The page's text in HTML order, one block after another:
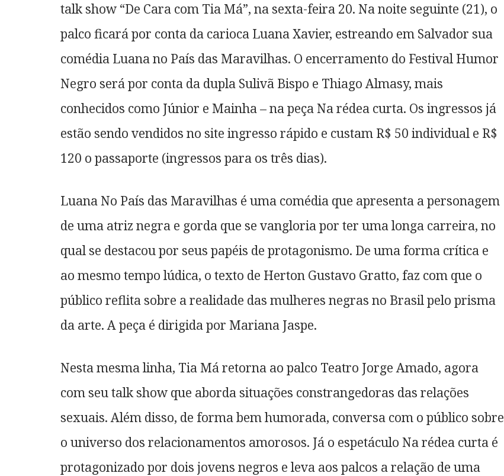
talk show “De Cara com Tia Má”, na sexta-feira 20. Na noite seguinte (21), o
palco ficará por conta da carioca Luana Xavier, estreando em Salvador sua
comédia Luana no País das Maravilhas. O encerramento do Festival Humor
Negro será por conta da dupla Sulivã Bispo e Thiago Almasy, mais
conhecidos como Júnior e Mainha – na peça Na rédea curta. Os ingressos já
estão sendo vendidos no site ingresso rápido e custam R$ 50 individual e R$
120 o passaporte (ingressos para os três dias).
Luana No País das Maravilhas é uma comédia que apresenta a personagem
de uma atriz negra e gorda que se vangloria por ter uma longa carreira, no
qual se destacou por seus papéis de protagonismo. De uma forma crítica e
ao mesmo tempo lúdica, o texto de Herton Gustavo Gratto, faz com que o
público reflita sobre a realidade das mulheres negras no Brasil pelo prisma
da arte. A peça é dirigida por Mariana Jaspe.
Nesta mesma linha, Tia Má retorna ao palco Teatro Jorge Amado, agora
com seu talk show que aborda situações constrangedoras das relações
sexuais. Além disso, de forma bem humorada, conversa com o público sobre
o universo dos relacionamentos amorosos. Já o espetáculo Na rédea curta é
protagonizado por dois jovens negros e leva aos palcos a relação de uma